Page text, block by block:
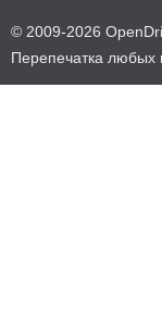
© 2009-2026
Перепечатка